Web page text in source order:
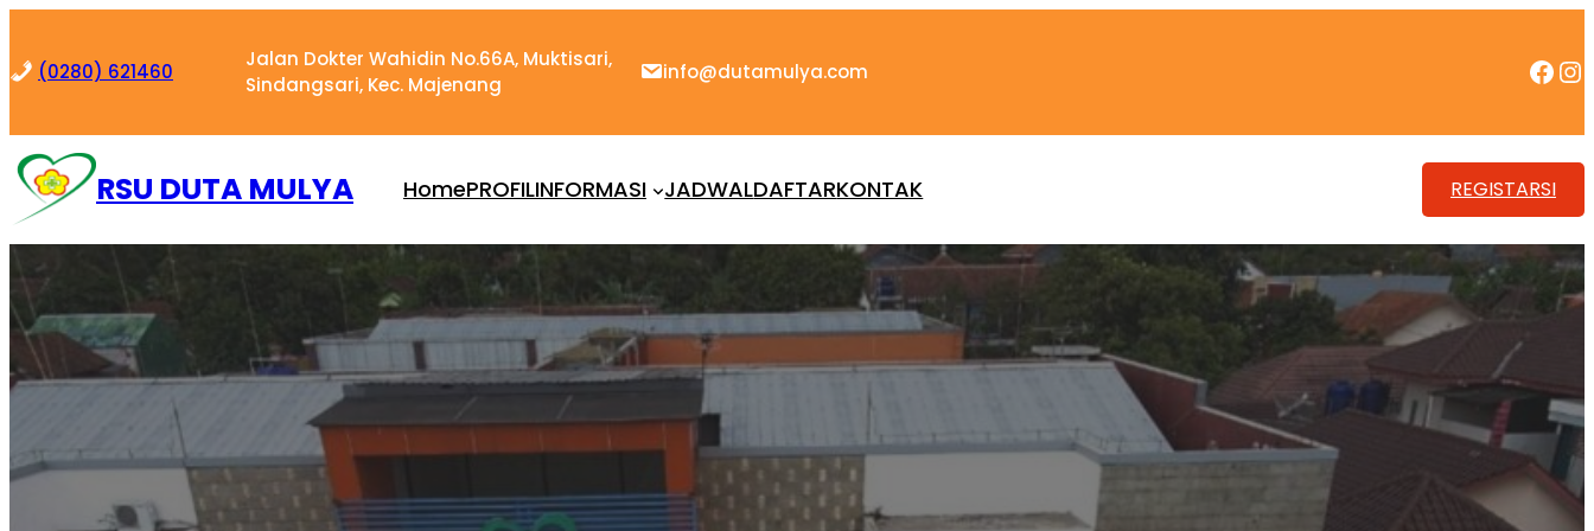
content
(0280) 621460
Jalan Dokter Wahidin No.66A, Muktisari,
Sindangsari, Kec. Majenang
info@dutamulya.com Facebook Instagram
RSU DUTA MULYA HomePROFILINFORMASI JADWALDAFTARKONTAK REGISTARSI